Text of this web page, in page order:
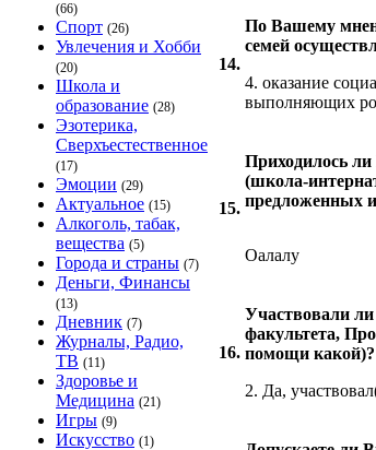
(66)
Спорт (26)
Увлечения и Хобби
(20)
Школа и
образование (28)
Эзотерика,
Сверхъестественное
(17)
Эмоции (29)
Актуальное (15)
Алкоголь, табак,
вещества (5)
Города и страны (7)
Деньги, Финансы
(13)
Дневник (7)
Журналы, Радио,
ТВ (11)
Здоровье и
Медицина (21)
Игры (9)
Искусство (1)
14.
По Вашему
семей
4. оказание
выполняющих
15.
Приходилось
(школа-
предложенных
Оалалу
16.
Участвовали
факультета,
помощи какой)?
2. Да,